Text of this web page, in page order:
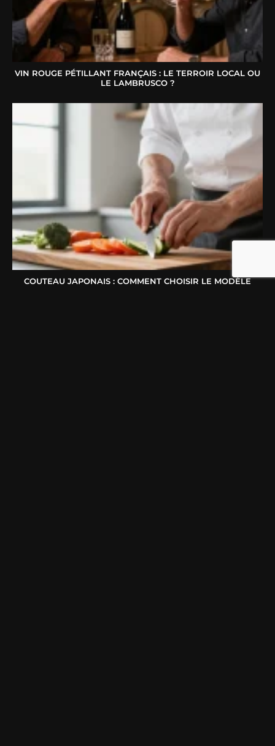
VIN ROUGE PÉTILLANT FRANÇAIS : LE TERROIR LOCAL OU
LE LAMBRUSCO ?
COUTEAU JAPONAIS : COMMENT CHOISIR LE MODÈLE